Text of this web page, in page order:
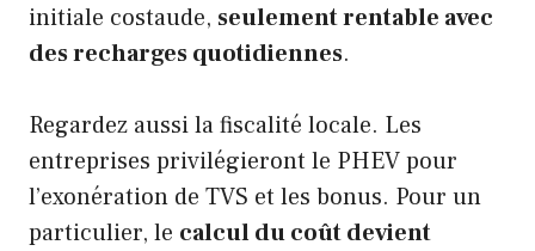
initiale costaude, seulement rentable avec
des recharges quotidiennes.
Regardez aussi la fiscalité locale. Les
entreprises privilégieront le PHEV pour
l’exonération de TVS et les bonus. Pour un
particulier, le calcul du coût devient